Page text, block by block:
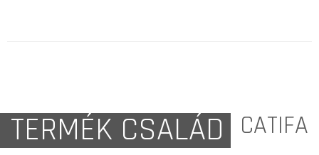
TERMÉK CSALÁD CATIFA